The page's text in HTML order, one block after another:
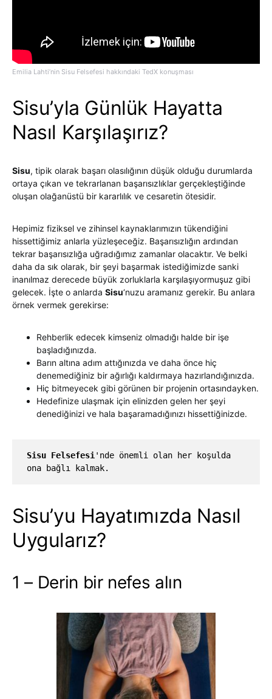
Emilia Lahti’nin Sisu Felsefesi hakkındaki TedX konuşması
Sisu’yla Günlük Hayatta
Nasıl Karşılaşırız?
Sisu, tipik olarak başarı olasılığının düşük olduğu durumlarda
ortaya çıkan ve tekrarlanan başarısızlıklar gerçekleştiğinde
oluşan olağanüstü bir kararlılık ve cesaretin ötesidir.
Hepimiz fiziksel ve zihinsel kaynaklarımızın tükendiğini
hissettiğimiz anlarla yüzleşeceğiz. Başarısızlığın ardından
tekrar başarısızlığa uğradığımız zamanlar olacaktır. Ve belki
daha da sık olarak, bir şeyi başarmak istediğimizde sanki
inanılmaz derecede büyük zorluklarla karşılaşıyormuşuz gibi
gelecek. İşte o anlarda Sisu‘nuzu aramanız gerekir. Bu anlara
örnek vermek gerekirse:
Rehberlik edecek kimseniz olmadığı halde bir işe
başladığınızda.
Barın altına adım attığınızda ve daha önce hiç
denemediğiniz bir ağırlığı kaldırmaya hazırlandığınızda.
Hiç bitmeyecek gibi görünen bir projenin ortasındayken.
Hedefinize ulaşmak için elinizden gelen her şeyi
denediğinizi ve hala başaramadığınızı hissettiğinizde.
Sisu Felsefesi 'nde önemli olan her koşulda
ona bağlı kalmak.
Sisu’yu Hayatımızda Nasıl
Uygularız?
1 – Derin bir nefes alın